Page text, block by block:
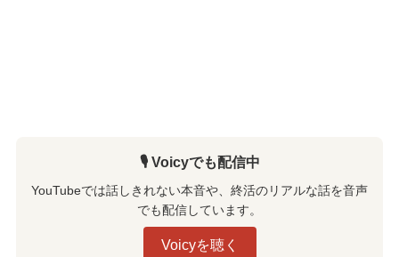
🎙️ Voicyでも配信中
YouTubeでは話しきれない本音や、終活のリアルな話を音声
でも配信しています。
Voicyを聴く